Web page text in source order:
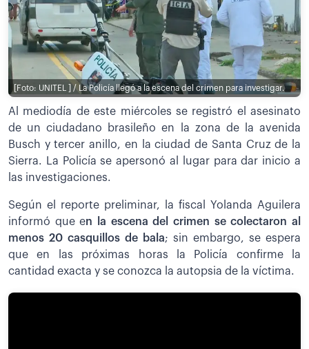
[Foto: UNITEL ] / La Policía llegó a la escena del crimen para investigar.
Al mediodía de este miércoles se registró el asesinato
de un ciudadano brasileño en la zona de la avenida
Busch y tercer anillo, en la ciudad de Santa Cruz de la
Sierra. La Policía se apersonó al lugar para dar inicio a
las investigaciones.
Según el reporte preliminar, la fiscal Yolanda Aguilera
informó que en la escena del crimen se colectaron al
menos 20 casquillos de bala; sin embargo, se espera
que en las próximas horas la Policía confirme la
cantidad exacta y se conozca la autopsia de la víctima.